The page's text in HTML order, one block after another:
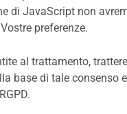
di JavaScript non
preferenze.
al trattamento,
base di tale consenso